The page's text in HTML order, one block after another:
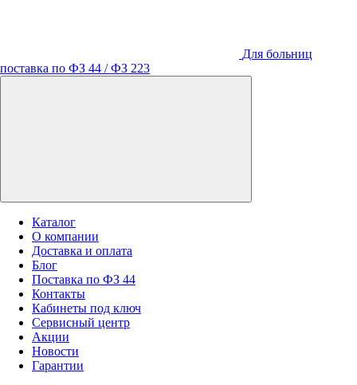
Для больниц
поставка по ФЗ 44 / ФЗ 223
Каталог
О компании
Доставка и оплата
Блог
Поставка по ФЗ 44
Контакты
Кабинеты под ключ
Сервисный центр
Акции
Новости
Гарантии